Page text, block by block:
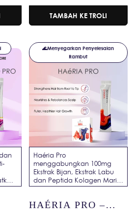
jualan
biasa
TAMBAH KE TROLI
🌊Menyegarkan Penyelesaian
Rambut
Haéria Pro
menggabungkan 100mg
Ekstrak Bijan, Ekstrak Labu
dan Peptida Kolagen Marin,
diperkaya dengan Zink dan
yang mujarab. Disokong
HAÉRIA PRO –